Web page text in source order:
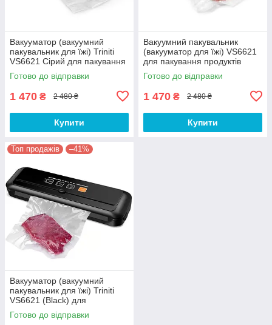
Вакууматор (вакуумний
пакувальник для їжі) Triniti
VS6621 Сірий для пакування
харчових продуктів
Готово до відправки
1 470 ₴ 2 480 ₴
Купити
Вакуумний пакувальник
(вакууматор для їжі) VS6621
для пакування продуктів
харчування
Готово до відправки
1 470 ₴ 2 480 ₴
Купити
Топ продажів –41%
Вакууматор (вакуумний
пакувальник для їжі) Triniti
VS6621 (Black) для
пакування харчових
продуктів
Готово до відправки